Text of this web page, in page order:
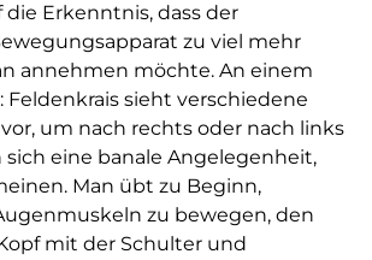
die Erkenntnis, dass der
zu viel mehr
annehmen möchte. An einem
Feldenkrais sieht verschiedene
um nach rechts oder nach links
sich eine banale Angelegenheit,
Man übt zu Beginn,
zu bewegen, den
mit der Schulter und